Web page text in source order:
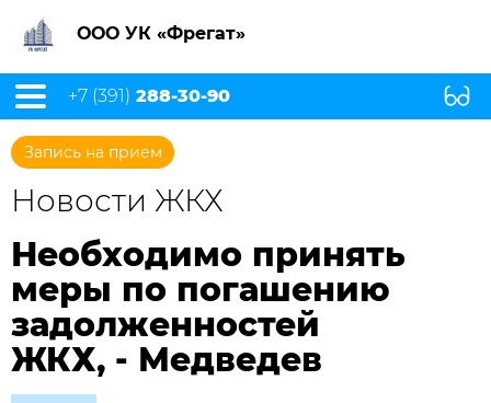
ООО УК «Фрегат»
+7 (391) 288-30-90
Запись на прием
Новости ЖКХ
Необходимо принять
меры по погашению
задолженностей
ЖКХ, - Медведев